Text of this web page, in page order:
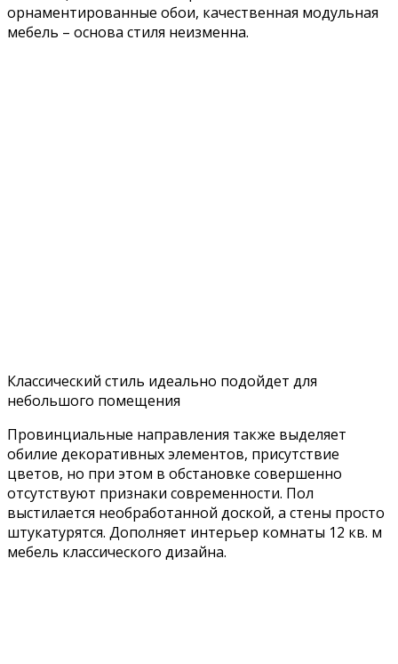
орнаментированные обои, качественная модульная
мебель – основа стиля неизменна.
Классический стиль идеально подойдет для
небольшого помещения
Провинциальные направления также выделяет
обилие декоративных элементов, присутствие
цветов, но при этом в обстановке совершенно
отсутствуют признаки современности. Пол
выстилается необработанной доской, а стены просто
штукатурятся. Дополняет интерьер комнаты 12 кв. м
мебель классического дизайна.